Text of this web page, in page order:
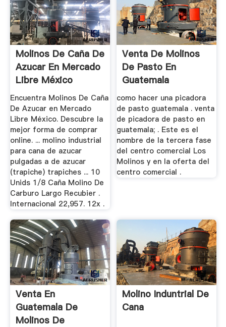
Molinos De Caña De
Azucar En Mercado
Libre México
Encuentra Molinos De Caña
De Azucar en Mercado
Libre México. Descubre la
mejor forma de comprar
online. ... molino industrial
para cana de azucar
pulgadas a de azucar
(trapiche) trapiches ... 10
Unids 1/8 Caña Molino De
Carburo Largo Recubier .
Internacional 22,957. 12x .
Venta De Molinos
De Pasto En
Guatemala
como hacer una picadora
de pasto guatemala . venta
de picadora de pasto en
guatemala; . Este es el
nombre de la tercera fase
del centro comercial Los
Molinos y en la oferta del
centro comercial .
Venta En
Guatemala De
Molinos De
Molino Induntrial De
Cana